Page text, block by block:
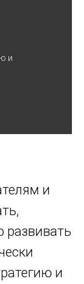
и
и
развивать
и